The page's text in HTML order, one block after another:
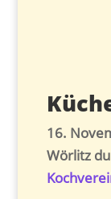
16.
Wörlitz